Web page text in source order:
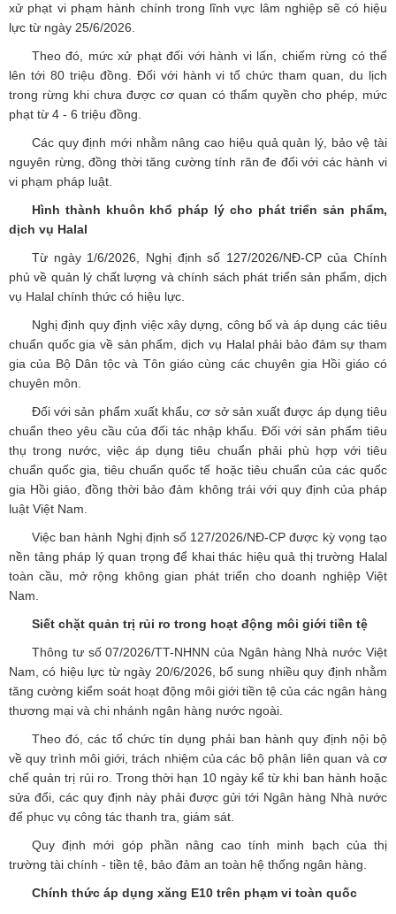
xử phạt vi phạm hành chính trong lĩnh vực lâm nghiệp sẽ có hiệu
lực từ ngày 25/6/2026.
Theo đó, mức xử phạt đối với hành vi lấn, chiếm rừng có thể
lên tới 80 triệu đồng. Đối với hành vi tổ chức tham quan, du lịch
trong rừng khi chưa được cơ quan có thẩm quyền cho phép, mức
phạt từ 4 - 6 triệu đồng.
Các quy định mới nhằm nâng cao hiệu quả quản lý, bảo vệ tài
nguyên rừng, đồng thời tăng cường tính răn đe đối với các hành vi
vi phạm pháp luật.
Hình thành khuôn khổ pháp lý cho phát triển sản phẩm,
dịch vụ Halal
Từ ngày 1/6/2026, Nghị định số 127/2026/NĐ-CP của Chính
phủ về quản lý chất lượng và chính sách phát triển sản phẩm, dịch
vụ Halal chính thức có hiệu lực.
Nghị định quy định việc xây dựng, công bố và áp dụng các tiêu
chuẩn quốc gia về sản phẩm, dịch vụ Halal phải bảo đảm sự tham
gia của Bộ Dân tộc và Tôn giáo cùng các chuyên gia Hồi giáo có
chuyên môn.
Đối với sản phẩm xuất khẩu, cơ sở sản xuất được áp dụng tiêu
chuẩn theo yêu cầu của đối tác nhập khẩu. Đối với sản phẩm tiêu
thụ trong nước, việc áp dụng tiêu chuẩn phải phù hợp với tiêu
chuẩn quốc gia, tiêu chuẩn quốc tế hoặc tiêu chuẩn của các quốc
gia Hồi giáo, đồng thời bảo đảm không trái với quy định của pháp
luật Việt Nam.
Việc ban hành Nghị định số 127/2026/NĐ-CP được kỳ vọng tạo
nền tảng pháp lý quan trọng để khai thác hiệu quả thị trường Halal
toàn cầu, mở rộng không gian phát triển cho doanh nghiệp Việt
Nam.
Siết chặt quản trị rủi ro trong hoạt động môi giới tiền tệ
Thông tư số 07/2026/TT-NHNN của Ngân hàng Nhà nước Việt
Nam, có hiệu lực từ ngày 20/6/2026, bổ sung nhiều quy định nhằm
tăng cường kiểm soát hoạt động môi giới tiền tệ của các ngân hàng
thương mại và chi nhánh ngân hàng nước ngoài.
Theo đó, các tổ chức tín dụng phải ban hành quy định nội bộ
về quy trình môi giới, trách nhiệm của các bộ phận liên quan và cơ
chế quản trị rủi ro. Trong thời hạn 10 ngày kể từ khi ban hành hoặc
sửa đổi, các quy định này phải được gửi tới Ngân hàng Nhà nước
để phục vụ công tác thanh tra, giám sát.
Quy định mới góp phần nâng cao tính minh bạch của thị
trường tài chính - tiền tệ, bảo đảm an toàn hệ thống ngân hàng.
Chính thức áp dụng xăng E10 trên phạm vi toàn quốc